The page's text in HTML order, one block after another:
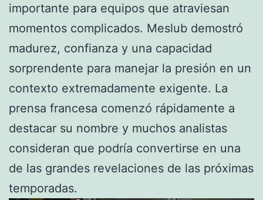
importante para equipos que atraviesan
momentos complicados. Meslub demostró
madurez, confianza y una capacidad
sorprendente para manejar la presión en un
contexto extremadamente exigente. La
prensa francesa comenzó rápidamente a
destacar su nombre y muchos analistas
consideran que podría convertirse en una
de las grandes revelaciones de las próximas
temporadas.